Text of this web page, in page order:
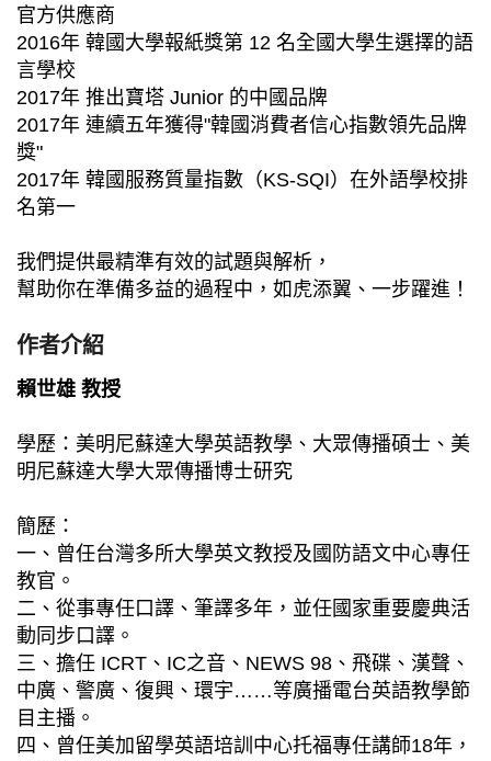
官方供應商
2016年 韓國大學報紙獎第 12 名全國大學生選擇的語
言學校
2017年 推出寶塔 Junior 的中國品牌
2017年 連續五年獲得"韓國消費者信心指數領先品牌
獎"
2017年 韓國服務質量指數（KS-SQI）在外語學校排
名第一
我們提供最精準有效的試題與解析，
幫助你在準備多益的過程中，如虎添翼、一步躍進！
作者介紹
賴世雄 教授
學歷：美明尼蘇達大學英語教學、大眾傳播碩士、美
明尼蘇達大學大眾傳播博士研究
簡歷：
一、曾任台灣多所大學英文教授及國防語文中心專任
教官。
二、從事專任口譯、筆譯多年，並任國家重要慶典活
動同步口譯。
三、擔任 ICRT、IC之音、NEWS 98、飛碟、漢聲、
中廣、警廣、復興、環宇……等廣播電台英語教學節
目主播。
四、曾任美加留學英語培訓中心托福專任講師18年，